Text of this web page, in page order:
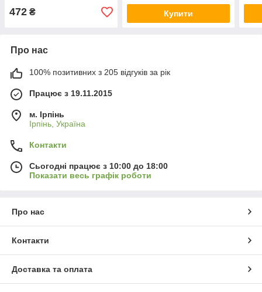
472 ₴ Купити
Про нас
100% позитивних з 205 відгуків за рік
Працює з 19.11.2015
м. Ірпінь
Ірпінь, Україна
Контакти
Сьогодні працює з 10:00 до 18:00
Показати весь графік роботи
Про нас
Контакти
Доставка та оплата